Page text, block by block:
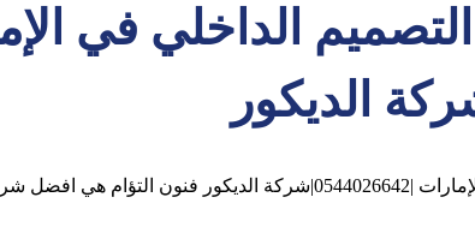
الداخلي في
شركة ديكورات و